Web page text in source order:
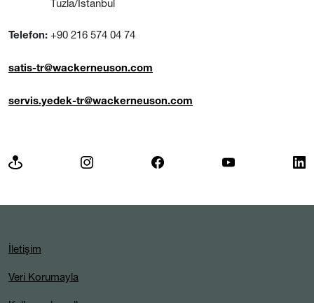
Tuzla/İstanbul
Telefon: +90 216 574 04 74
satis-tr@wackerneuson.com
servis.yedek-tr@wackerneuson.com
İletişim
Veri Korumayla